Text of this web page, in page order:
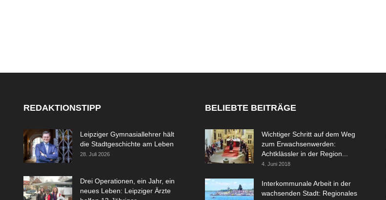
REDAKTIONSTIPP
Leipziger Gymnasiallehrer hält
die Stadtgeschichte am Leben
28. Juli 2026
Drei Operationen, ein Jahr, ein
neues Leben: Leipziger Ärzte
BELIEBTE BEITRÄGE
Wichtiger Schritt auf dem Weg
zum Erwachsenwerden:
Achtklässler in der Region...
4. Juni 2018
Interkommunale Arbeit in der
wachsenden Stadt: Regionales